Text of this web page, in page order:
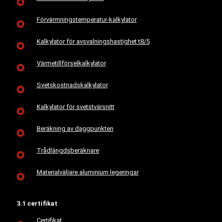
Förvärmningstemperatur-kalkylator
Kalkylator för avsvalningshastighet t8/5
Värmetillförselkalkylator
Svetskostnadskalkylator
Kalkylator för svetstvärsnitt
Beräkning av daggpunkten
Trådlängdsberäknare
Materialväljare aluminium legeringar
3.1 certifikat
Certifikat